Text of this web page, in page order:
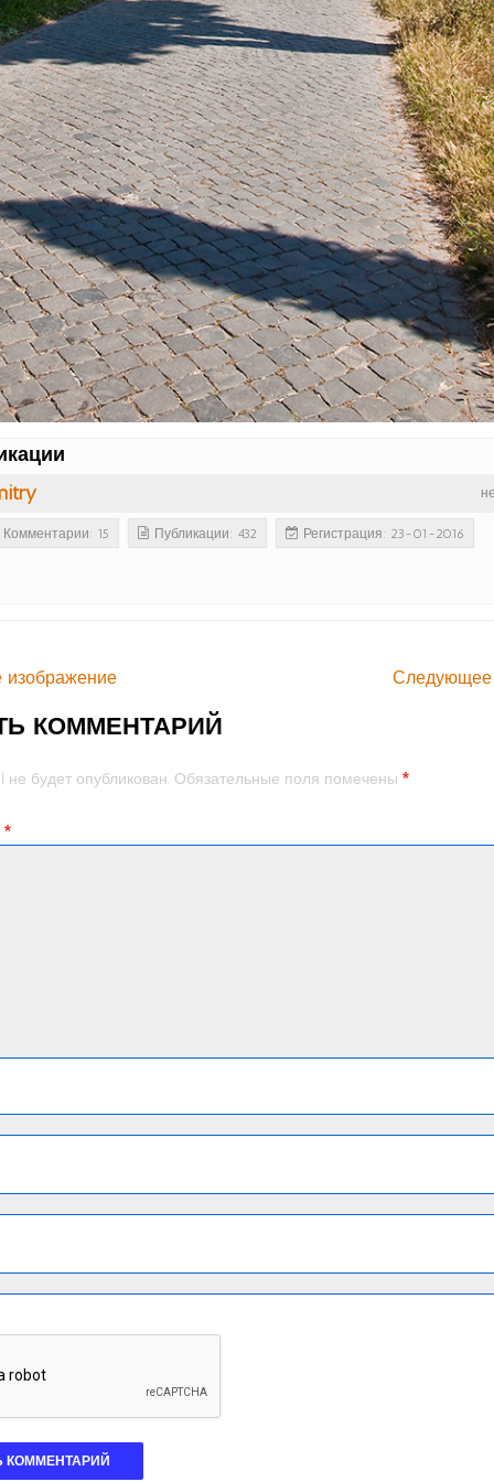
Комментарии: 15 Публикации: 432 Регистрация: 23-01-2016
КОММЕНТАРИЙ
будет опубликован. Обязательные поля помечены*
*